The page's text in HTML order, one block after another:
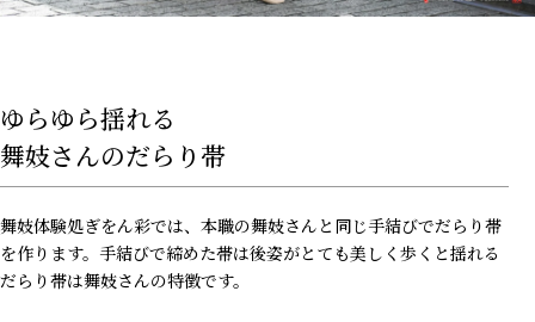
ゆらゆら揺れる
舞妓さんのだらり帯
舞妓体験処ぎをん彩では、本職の舞妓さんと同じ手結びでだらり帯
を作ります。手結びで締めた帯は後姿がとても美しく歩くと揺れる
だらり帯は舞妓さんの特徴です。